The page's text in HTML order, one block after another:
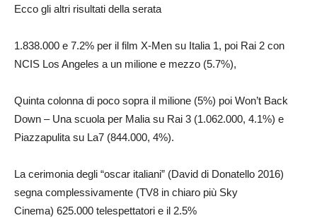
Ecco gli altri risultati della serata
1.838.000 e 7.2% per il film X-Men su Italia 1, poi Rai 2 con
NCIS Los Angeles a un milione e mezzo (5.7%),
Quinta colonna di poco sopra il milione (5%) poi Won’t Back
Down – Una scuola per Malia su Rai 3 (1.062.000, 4.1%) e
Piazzapulita su La7 (844.000, 4%).
La cerimonia degli “oscar italiani” (David di Donatello 2016)
segna complessivamente (TV8 in chiaro più Sky
Cinema) 625.000 telespettatori e il 2.5%